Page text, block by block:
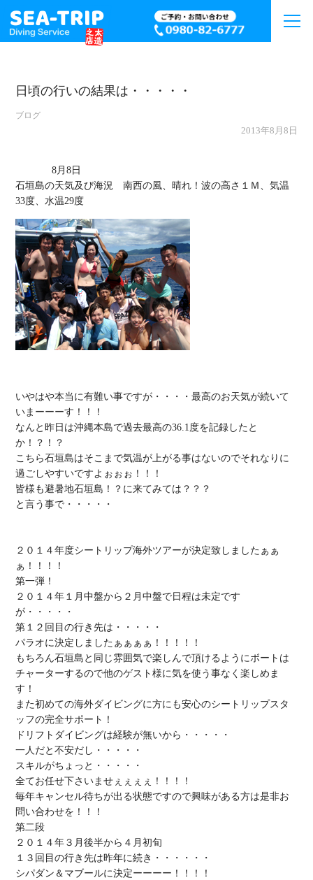
日頃の行いの結果は・・・・・
ブログ
2013年8月8日
             8月8日
石垣島の天気及び海況　南西の風、晴れ！波の高さ１Ｍ、気温
いやはや本当に有難い事ですが・・・・最高のお天気が続いて
いまーーーす！！！
なんと昨日は沖縄本島で過去最高の36.1度を記録したと
か！？！？
こちら石垣島はそこまで気温が上がる事はないのでそれなりに
過ごしやすいですよぉぉぉ！！！
皆様も避暑地石垣島！？に来てみては？？？
と言う事で・・・・・
２０１４年度シートリップ海外ツアーが決定致しましたぁぁ
ぁ！！！！
第一弾！
２０１４年 １月中盤から２月中盤で日程は未定です
が・・・・・
パラオに決定しましたぁぁぁぁ！！！！！
もちろん石垣島と同じ雰囲気で楽しんで頂けるようにボートは
チャーターするので他のゲスト様に気を使う事なく楽しめま
す！
また初めての海外ダイビングに方にも安心のシートリップスタ
ッフの完全サポート ！
ドリフトダイビングは経験が無いから・・・・・
一人だと不安だし・・・・・
スキルがちょっと・・・・・
全てお任せ下さいませ ぇぇぇぇ！！！！
毎年キャンセル待ちが出る状態ですので興味がある方は是非お
問い合わせを！！！
第二段
２０１４年 ３月後半から４月初旬
シパダン＆マブールに決定ーーーー！！！！